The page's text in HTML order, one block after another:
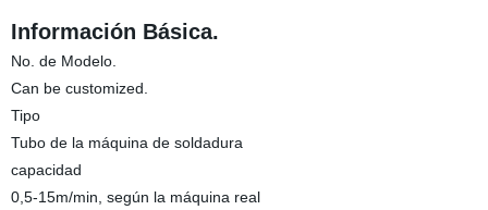
Información Básica.
No. de Modelo.
Can be customized.
Tipo
Tubo de la máquina de soldadura
capacidad
0,5-15m/min, según la máquina real